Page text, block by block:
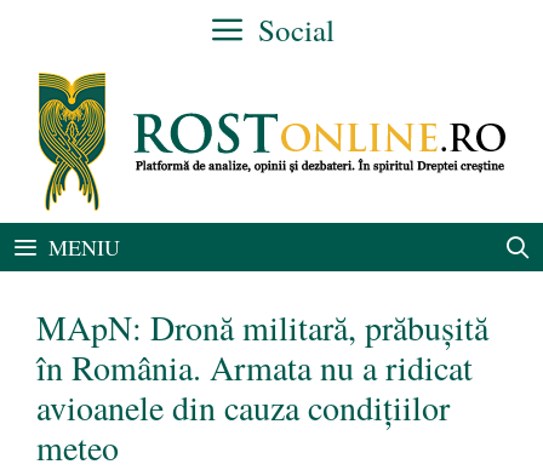
conținut
Social
MENIU
MApN: Dronă militară, prăbușită
în România. Armata nu a ridicat
avioanele din cauza condițiilor
meteo